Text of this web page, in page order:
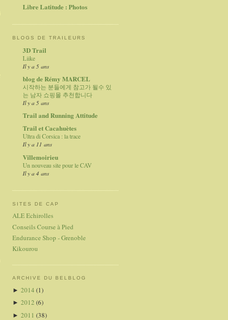
Libre Latitude : Photos
BLOGS DE TRAILEURS
3D Trail
Liike
Il y a 5 ans
blog de Rémy MARCEL
시작하는 분들에게 참고가 될수 있
는 남자 쇼핑몰 추천합니다
Il y a 5 ans
Trail and Running Attitude
Trail et Cacahuètes
Ultra di Corsica : la trace
Il y a 11 ans
Villemoirieu
Un nouveau site pour le CAV
Il y a 4 ans
SITES DE CAP
ALE Echirolles
Conseils Course à Pied
Endurance Shop - Grenoble
Kikourou
ARCHIVE DU BELBLOG
► 2014 (1)
► 2012 (6)
► 2011 (38)